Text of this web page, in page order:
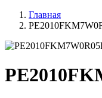
Главная